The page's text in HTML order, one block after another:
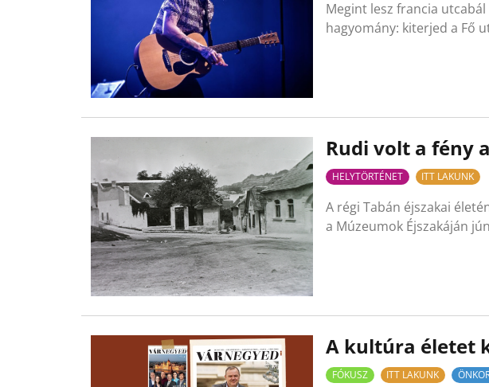
Megint lesz francia
hagyomány: kiterjed a Fő
Rudi volt a fény
HELYTÖRTÉNET ITT LAKUNK
A régi Tabán éjszakai
a Múzeumok Éjszakáján
A kultúra életet
FÓKUSZ ITT LAKUNK